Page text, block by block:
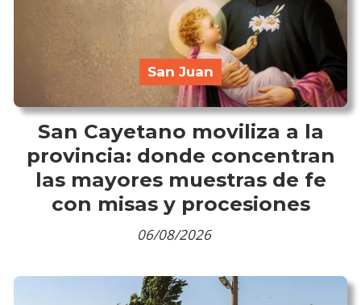
San Cayetano moviliza a la
provincia: donde concentran
las mayores muestras de fe
con misas y procesiones
San Juan
06/08/2026